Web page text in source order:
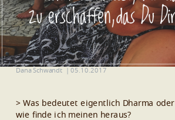
Dana Schwandt 05.10.2017
> Was bedeutet eigentlich Dharma
wie finde ich meinen heraus?